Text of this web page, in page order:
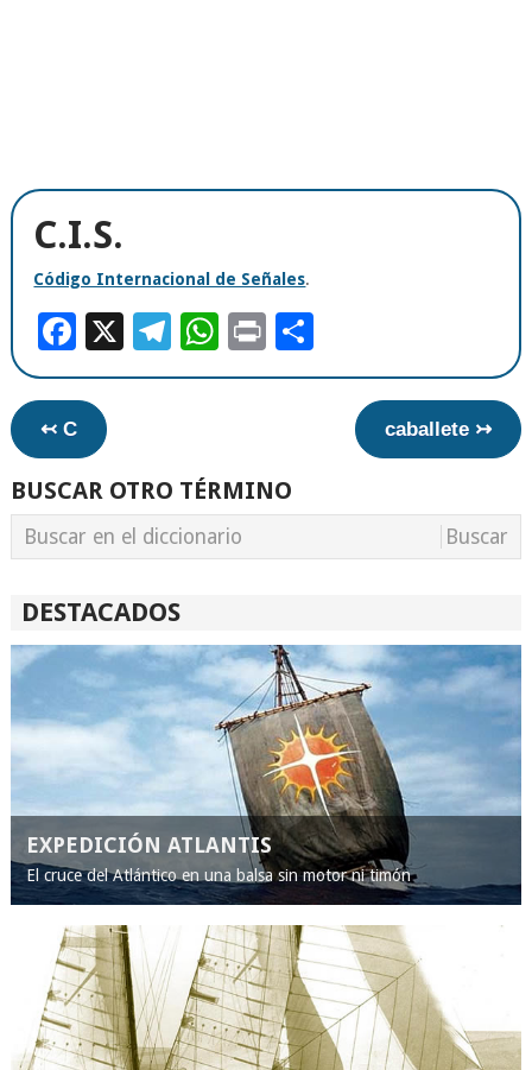
C.I.S.
Código Internacional de Señales.
Facebook
X Telegram
WhatsApp
Print
↢ C caballete ↣
BUSCAR OTRO TÉRMINO
DESTACADOS
EXPEDICIÓN ATLANTIS
El cruce del Atlántico en una balsa sin motor ni timón